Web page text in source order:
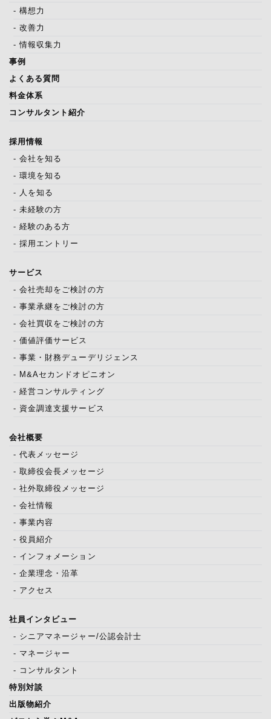
- 構想力
- 改善力
- 情報収集力
事例
よくある質問
料金体系
コンサルタント紹介
採用情報
- 会社を知る
- 環境を知る
- 人を知る
- 未経験の方
- 経験のある方
- 採用エントリー
サービス
- 会社売却をご検討の方
- 事業承継をご検討の方
- 会社買収をご検討の方
- 価値評価サービス
- 事業・財務デューデリジェンス
- M&Aセカンドオピニオン
- 経営コンサルティング
- 資金調達支援サービス
会社概要
- 代表メッセージ
- 取締役会長メッセージ
- 社外取締役メッセージ
- 会社情報
- 事業内容
- 役員紹介
- インフォメーション
- 企業理念・沿革
- アクセス
社員インタビュー
- シニアマネージャー/公認会計士
- マネージャー
- コンサルタント
特別対談
出版物紹介